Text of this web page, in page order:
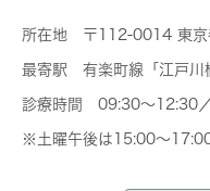
所在地 〒112-0014 東京
最寄駅 有楽町線「江戸川
診療時間 09:30～12:30
※土曜午後は15:00～